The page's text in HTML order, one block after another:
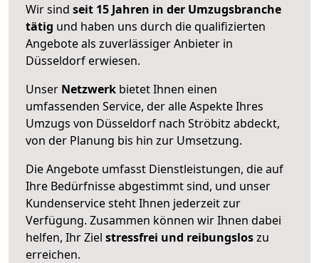
Wir sind seit 15 Jahren in der Umzugsbranche
tätig und haben uns durch die qualifizierten
Angebote als zuverlässiger Anbieter in
Düsseldorf erwiesen.
Unser Netzwerk bietet Ihnen einen
umfassenden Service, der alle Aspekte Ihres
Umzugs von Düsseldorf nach Ströbitz abdeckt,
von der Planung bis hin zur Umsetzung.
Die Angebote umfasst Dienstleistungen, die auf
Ihre Bedürfnisse abgestimmt sind, und unser
Kundenservice steht Ihnen jederzeit zur
Verfügung. Zusammen können wir Ihnen dabei
helfen, Ihr Ziel stressfrei und reibungsloszu
erreichen.